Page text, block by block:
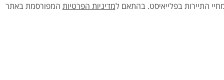
התיירות בפלייאיסט. בהתאם למדיניות הפרטיות המפורסמת באתר